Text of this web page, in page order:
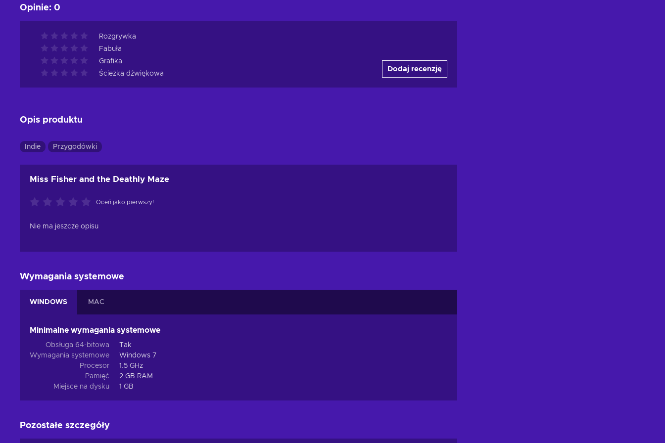
Opinie: 0
Rozgrywka
Fabuła
Grafika
Ścieżka dźwiękowa
Dodaj recenzję
Opis produktu
Indie Przygodówki
Miss Fisher and the Deathly Maze
Oceń jako pierwszy!
Nie ma jeszcze opisu
Wymagania systemowe
WINDOWS MAC
Minimalne wymagania systemowe
Obsługa 64-bitowa
Tak
Wymagania systemowe
Windows 7
Procesor
1.5 GHz
Pamięć
2 GB RAM
Miejsce na dysku
1 GB
Pozostałe szczegóły